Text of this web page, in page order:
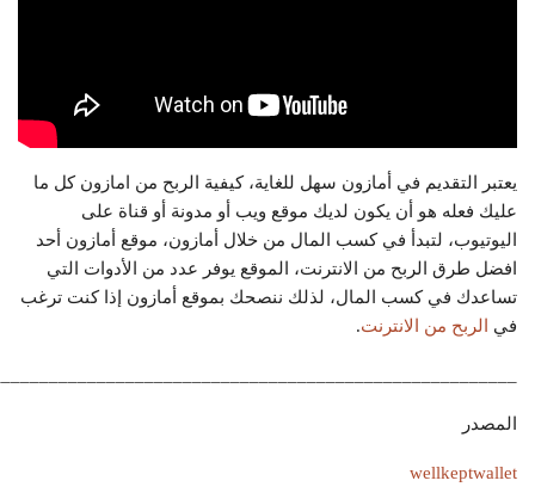
يعتبر التقديم في أمازون سهل للغاية، كيفية الربح من امازون كل ما
عليك فعله هو أن يكون لديك موقع ويب أو مدونة أو قناة على
اليوتيوب، لتبدأ في كسب المال من خلال أمازون، موقع أمازون أحد
افضل طرق الربح من الانترنت، الموقع يوفر عدد من الأدوات التي
تساعدك في كسب المال، لذلك ننصحك بموقع أمازون إذا كنت ترغب
في
الربح من الانترنت.
المصدر
wellkeptwallet